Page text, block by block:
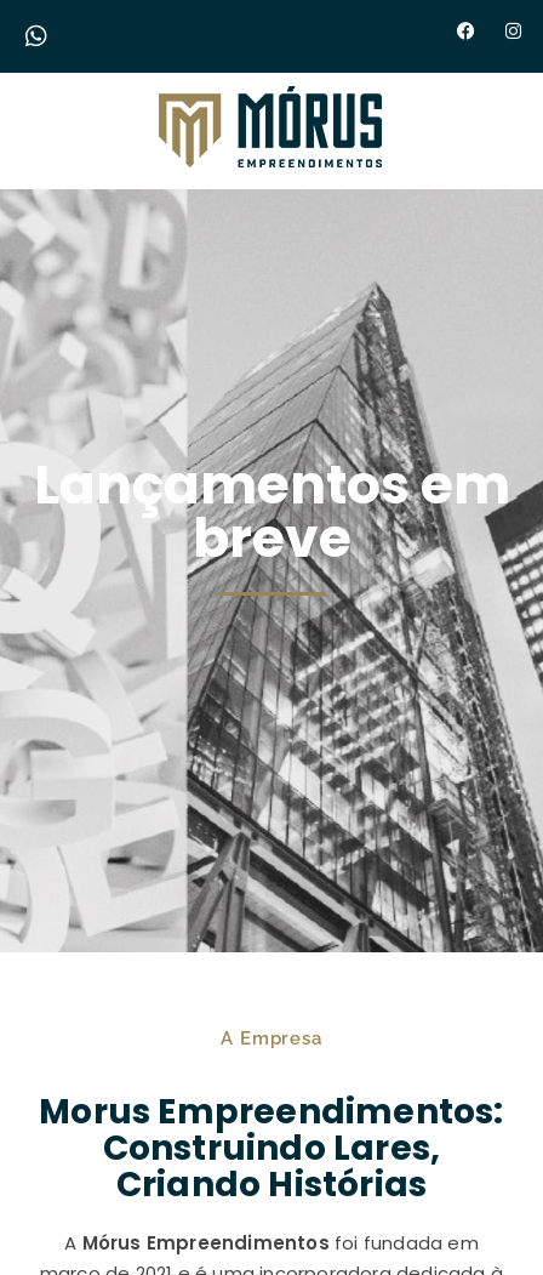
Morus Empreendimentos
Lançamentos em
breve
A Empresa
Morus Empreendimentos:
Construindo Lares,
Criando Histórias
A Mórus Empreendimentos foi fundada em